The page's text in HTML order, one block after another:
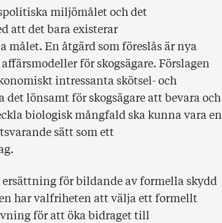
miljömålet och det
att det bara existerar
målet. En åtgärd som föreslås är nya
för skogsägare. Förslagen
intressanta skötsel- och
lönsamt för skogsägare att bevara och
biologisk mångfald ska kunna vara en
sätt som ett
ersättning för bildande av formella skydd
har valfriheten att välja ett formellt
för att öka bidraget till